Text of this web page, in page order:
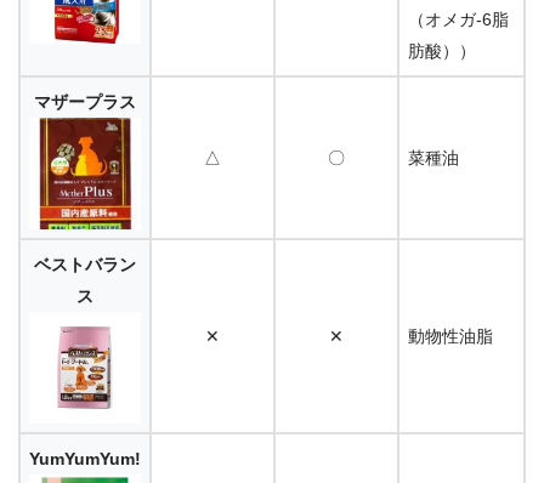
（オメガ-6脂
肪酸））
マザープラス
△ 〇 菜種油
ベストバラン
ス
✕ ✕ 動物性油脂
YumYumYum!